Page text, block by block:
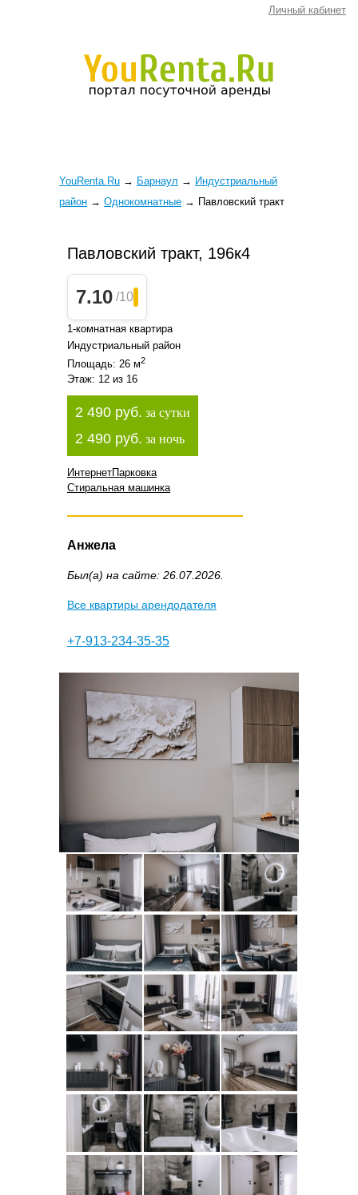
Личный кабинет
YouRenta.Ru → Барнаул → Индустриальный
район → Однокомнатные → Павловский тракт
Павловский тракт, 196к4
7.10 /10
1-комнатная квартира
Индустриальный район
Площадь: 26 м2
Этаж: 12 из 16
2 490 руб. за сутки
2 490 руб. за ночь
ИнтернетПарковка
Стиральная машинка
Анжела
Был(а) на сайте: 26.07.2026.
Все квартиры арендодателя
+7-913-234-35-35